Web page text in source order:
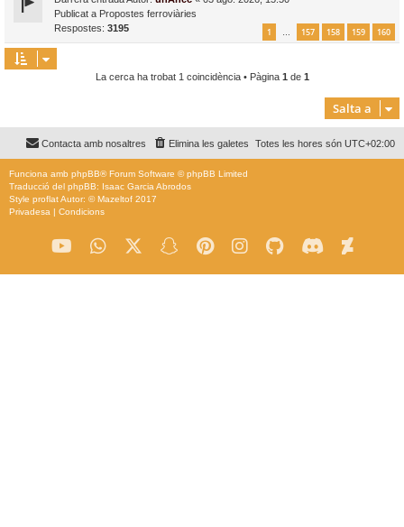
Publicat a Propostes ferroviàries
Respostes: 3195 1 … 157 158 159 160
La cerca ha trobat 1 coincidència • Pàgina 1 de 1
Salta a
Totes les hores són UTC+02:00
Elimina les galetes
Contacta amb nosaltres
Funciona amb phpBB® Forum Software © phpBB Limited
Traducció del phpBB: Isaac Garcia Abrodos
Style proflatAutor: ©Mazeltof 2017
Privadesa | Condicions